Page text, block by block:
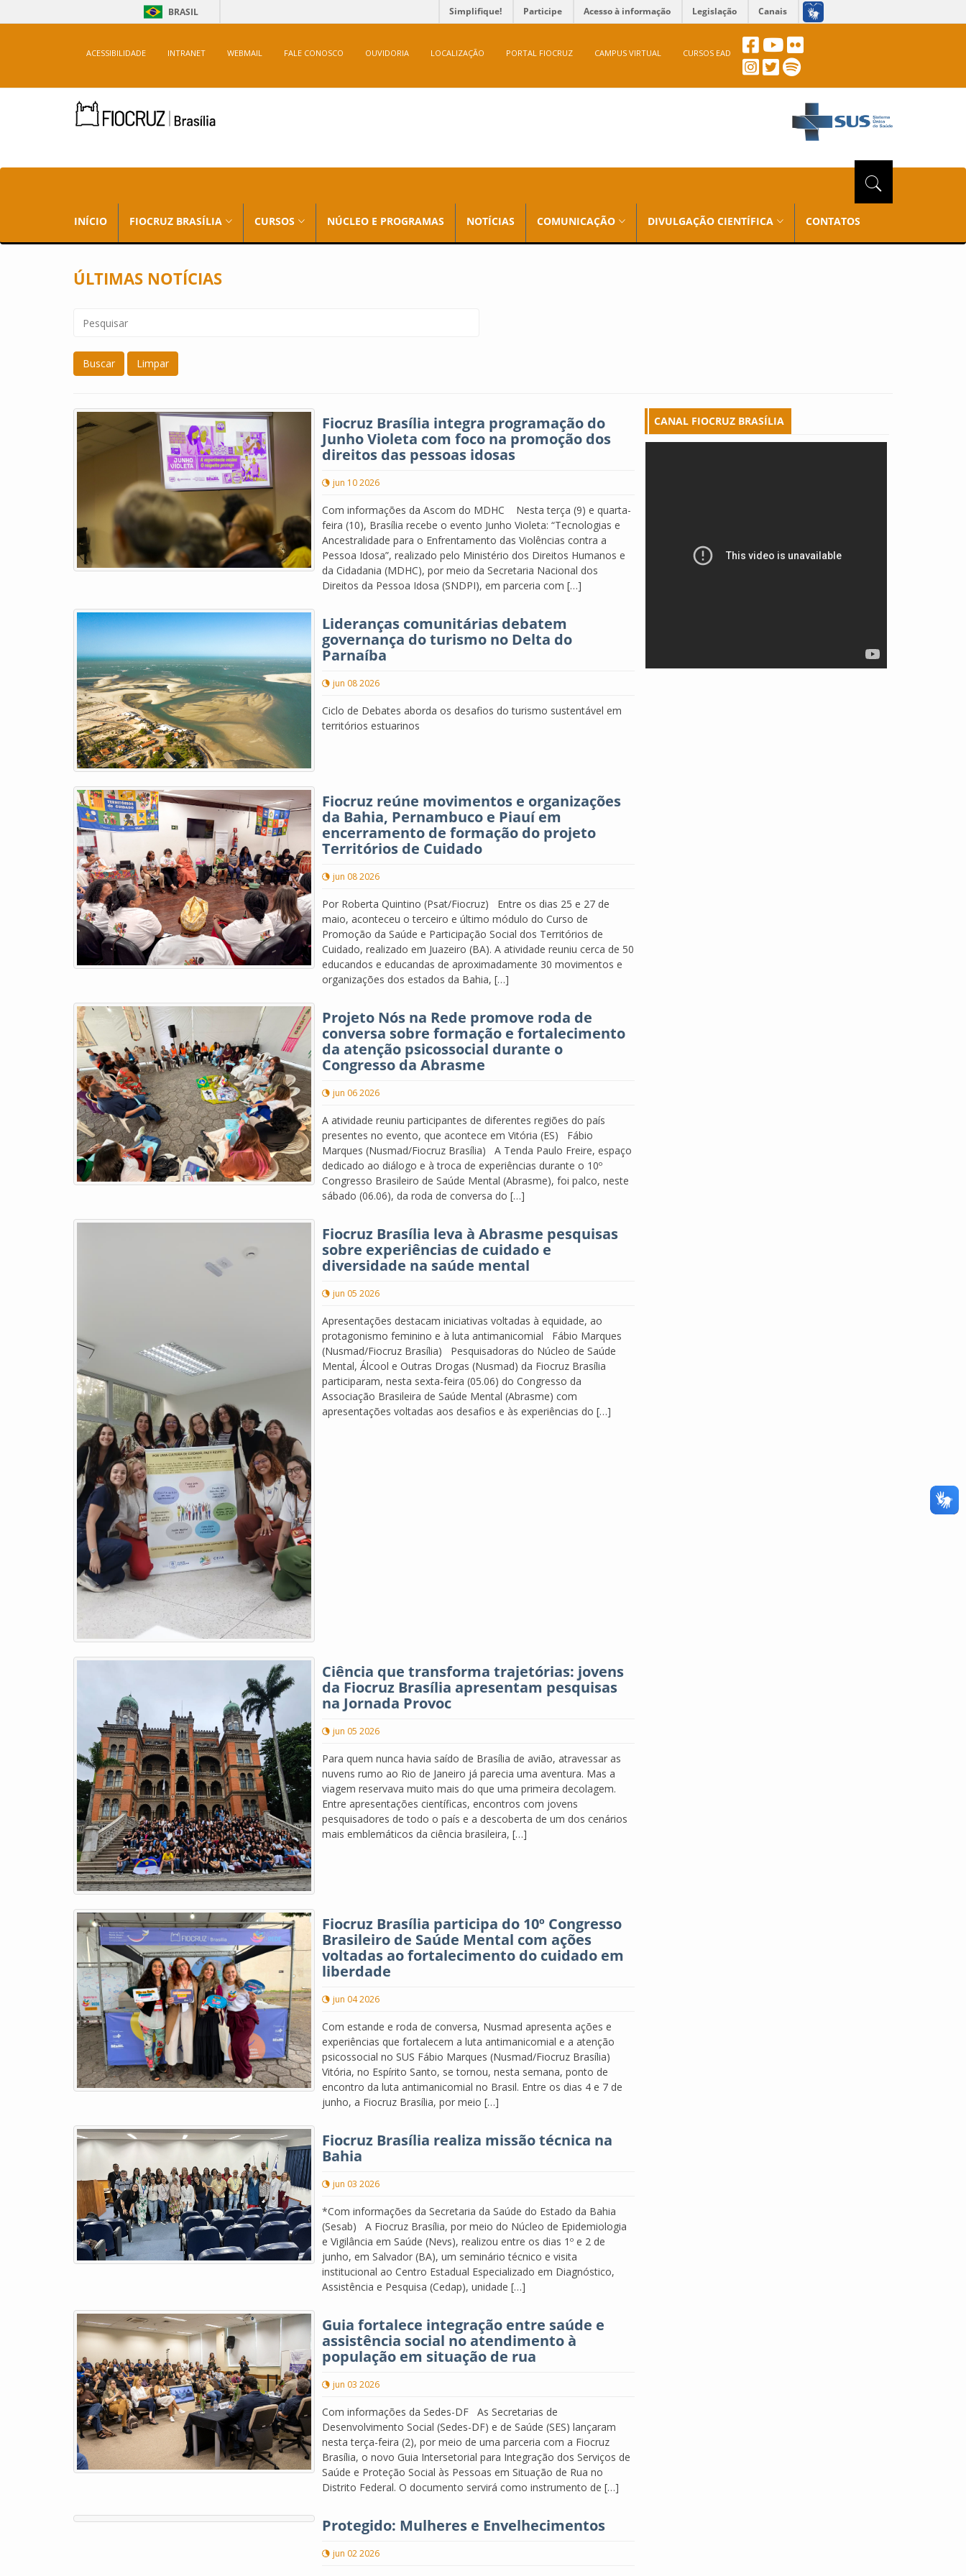
BRASIL Simplifique! Participe Acesso à informação Legislação Canais
ACESSIBILIDADE INTRANET WEBMAIL FALE CONOSCO OUVIDORIA LOCALIZAÇÃO PORTAL FIOCRUZ CAMPUS VIRTUAL CURSOS EAD
INÍCIO FIOCRUZ BRASÍLIA CURSOS NÚCLEO E PROGRAMAS NOTÍCIAS COMUNICAÇÃO DIVULGAÇÃO CIENTÍFICA CONTATOS
ÚLTIMAS NOTÍCIAS
Buscar Limpar
Fiocruz Brasília integra programação do
Junho Violeta com foco na promoção dos
direitos das pessoas idosas
jun 10 2026
Com informações da Ascom do MDHC Nesta terça (9) e quarta-
feira (10), Brasília recebe o evento Junho Violeta: “Tecnologias e
Ancestralidade para o Enfrentamento das Violências contra a
Pessoa Idosa”, realizado pelo Ministério dos Direitos Humanos e
da Cidadania (MDHC), por meio da Secretaria Nacional dos
Direitos da Pessoa Idosa (SNDPI), em parceria com […]
Lideranças comunitárias debatem
governança do turismo no Delta do
Parnaíba
jun 08 2026
Ciclo de Debates aborda os desafios do turismo sustentável em
territórios estuarinos
Fiocruz reúne movimentos e organizações
da Bahia, Pernambuco e Piauí em
encerramento de formação do projeto
Territórios de Cuidado
jun 08 2026
Por Roberta Quintino (Psat/Fiocruz) Entre os dias 25 e 27 de
maio, aconteceu o terceiro e último módulo do Curso de
Promoção da Saúde e Participação Social dos Territórios de
Cuidado, realizado em Juazeiro (BA). A atividade reuniu cerca de 50
educandos e educandas de aproximadamente 30 movimentos e
organizações dos estados da Bahia, […]
Projeto Nós na Rede promove roda de
conversa sobre formação e fortalecimento
da atenção psicossocial durante o
Congresso da Abrasme
jun 06 2026
A atividade reuniu participantes de diferentes regiões do país
presentes no evento, que acontece em Vitória (ES) Fábio
Marques (Nusmad/Fiocruz Brasília) A Tenda Paulo Freire, espaço
dedicado ao diálogo e à troca de experiências durante o 10º
Congresso Brasileiro de Saúde Mental (Abrasme), foi palco, neste
sábado (06.06), da roda de conversa do […]
Fiocruz Brasília leva à Abrasme pesquisas
sobre experiências de cuidado e
diversidade na saúde mental
jun 05 2026
Apresentações destacam iniciativas voltadas à equidade, ao
protagonismo feminino e à luta antimanicomial Fábio Marques
(Nusmad/Fiocruz Brasília) Pesquisadoras do Núcleo de Saúde
Mental, Álcool e Outras Drogas (Nusmad) da Fiocruz Brasília
participaram, nesta sexta-feira (05.06) do Congresso da
Associação Brasileira de Saúde Mental (Abrasme) com
apresentações voltadas aos desafios e às experiências do […]
Ciência que transforma trajetórias: jovens
da Fiocruz Brasília apresentam pesquisas
na Jornada Provoc
jun 05 2026
Para quem nunca havia saído de Brasília de avião, atravessar as
nuvens rumo ao Rio de Janeiro já parecia uma aventura. Mas a
viagem reservava muito mais do que uma primeira decolagem.
Entre apresentações científicas, encontros com jovens
pesquisadores de todo o país e a descoberta de um dos cenários
mais emblemáticos da ciência brasileira, […]
Fiocruz Brasília participa do 10º Congresso
Brasileiro de Saúde Mental com ações
voltadas ao fortalecimento do cuidado em
liberdade
jun 04 2026
Com estande e roda de conversa, Nusmad apresenta ações e
experiências que fortalecem a luta antimanicomial e a atenção
psicossocial no SUS Fábio Marques (Nusmad/Fiocruz Brasília)
Vitória, no Espírito Santo, se tornou, nesta semana, ponto de
encontro da luta antimanicomial no Brasil. Entre os dias 4 e 7 de
junho, a Fiocruz Brasília, por meio […]
Fiocruz Brasília realiza missão técnica na
Bahia
jun 03 2026
*Com informações da Secretaria da Saúde do Estado da Bahia
(Sesab) A Fiocruz Brasília, por meio do Núcleo de Epidemiologia
e Vigilância em Saúde (Nevs), realizou entre os dias 1º e 2 de
junho, em Salvador (BA), um seminário técnico e visita
institucional ao Centro Estadual Especializado em Diagnóstico,
Assistência e Pesquisa (Cedap), unidade […]
Guia fortalece integração entre saúde e
assistência social no atendimento à
população em situação de rua
jun 03 2026
Com informações da Sedes-DF As Secretarias de
Desenvolvimento Social (Sedes-DF) e de Saúde (SES) lançaram
nesta terça-feira (2), por meio de uma parceria com a Fiocruz
Brasília, o novo Guia Intersetorial para Integração dos Serviços de
Saúde e Proteção Social às Pessoas em Situação de Rua no
Distrito Federal. O documento servirá como instrumento de […]
Protegido: Mulheres e Envelhecimentos
jun 02 2026
CANAL FIOCRUZ BRASÍLIA